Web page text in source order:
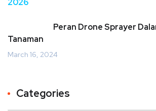
Peran Drone Sprayer
Tanaman
March 16, 2024
Categories